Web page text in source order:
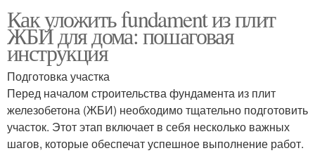
Как уложить fundament из плит
ЖБИ для дома: пошаговая
инструкция
Подготовка участка
Перед началом строительства фундамента из плит
железобетона (ЖБИ) необходимо тщательно подготовить
участок. Этот этап включает в себя несколько важных
шагов, которые обеспечат успешное выполнение работ.